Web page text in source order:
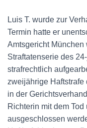
Luis T. wurde zur
Termin hatte er
Amtsgericht
Straftatenserie des
strafrechtlich
zweijährige
in der
Richterin mit dem
ausgeschlossen